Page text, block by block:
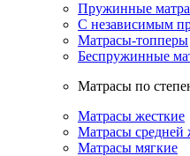
Пружинные
С независимым
Матрасы-топперы
Беспружинные
Матрасы по
Матрасы жесткие
Матрасы средней
Матрасы мягкие